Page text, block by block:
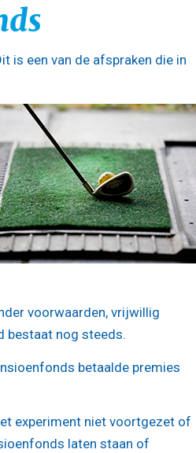
is een van de afspraken die in
voorwaarden, vrijwillig
bestaat nog steeds.
betaalde premies
experiment niet voortgezet of
laten staan of